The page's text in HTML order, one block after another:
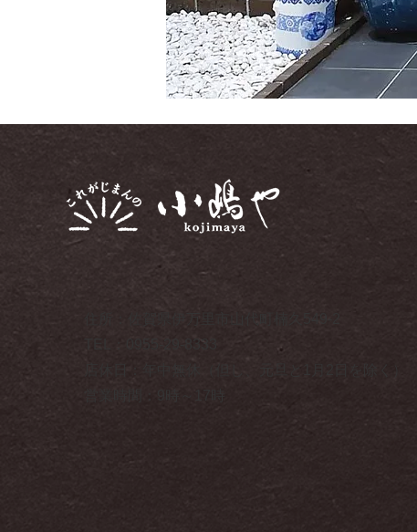
TEL：0955-29-8333